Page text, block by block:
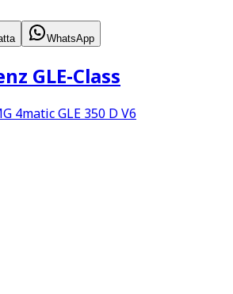
WhatsApp
GLE‑Class
4matic GLE 350 D V6